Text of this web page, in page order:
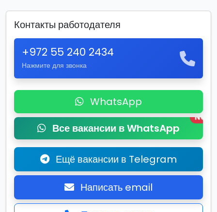
Контакты работодателя
+972 55 240 2434
Нажмите для звонка
WhatsApp
Все вакансии в WhatsApp
New
Ещё вакансии в Telegram
Написать email